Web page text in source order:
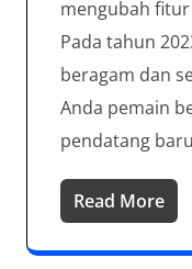
mengubah
Pada tahun
beragam dan
Anda pemain
pendatang
Read More